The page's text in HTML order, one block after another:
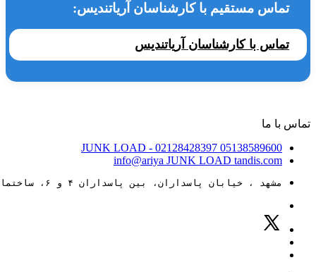
تماس مستقیم با کارشناسان آریاتندیس:
تماس با کارشناسان آریاتندیس
تماس با ما
05138589600
JUNK LOAD - 02128428397
info@ariya JUNK LOAD tandis.com
مشهد ، خیابان پاسداران، بین پاسداران ۴ و ۶، ساختمان ۸۸